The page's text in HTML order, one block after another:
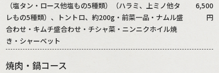
（塩タン・ロース他塩もの5種類）（ハラミ、上ミノ他タ
レもの5種類）、トントロ、約200g・前菜一品・ナムル盛
合わせ・キムチ盛合わせ・チシャ菜・ニンニクホイル焼
き・シャーベット
6,500
円
焼肉・鍋コース